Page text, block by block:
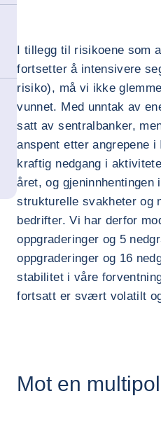
I tillegg til risikoene som
fortsetter å intensivere
risiko), må vi ikke
vunnet. Med unntak av
satt av sentralbanker,
anspent etter angrepene
kraftig nedgang i
året, og
strukturelle svakheter og
bedrifter. Vi har derfor
oppgraderinger og 5
oppgraderinger og 16
stabilitet i våre
fortsatt er svært volatilt
Mot en